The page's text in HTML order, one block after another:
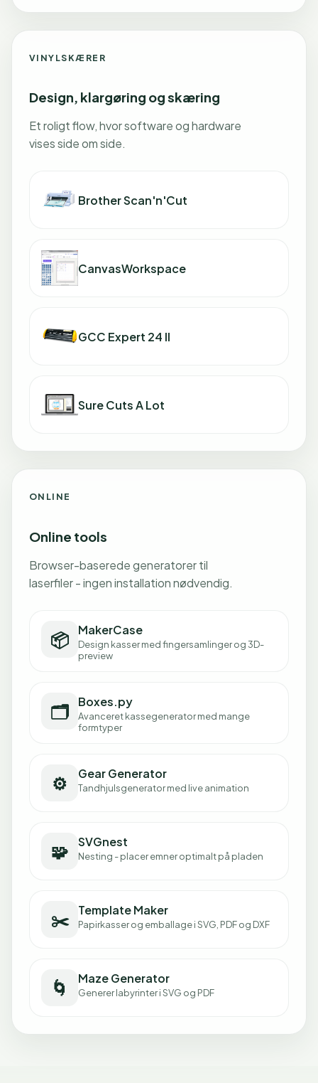
VINYLSKÆRER
Design, klargøring og skæring
Et roligt flow, hvor software og hardware
vises side om side.
Brother Scan'n'Cut
CanvasWorkspace
GCC Expert 24 II
Sure Cuts A Lot
ONLINE
Online tools
Browser-baserede generatorer til
laserfiler - ingen installation nødvendig.
📦 MakerCase
Design kasser med fingersamlinger og 3D-
preview
🗂️ Boxes.py
Avanceret kassegenerator med mange
formtyper
⚙️ Gear Generator
Tandhjulsgenerator med live animation
🧩 SVGnest
Nesting - placer emner optimalt på pladen
✂️ Template Maker
Papirkasser og emballage i SVG, PDF og DXF
🌀 Maze Generator
Generer labyrinter i SVG og PDF